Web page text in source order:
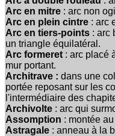
Arc en mitre : arc non
Arc en plein cintre : arc
Arc en tiers-points : arc
un triangle équilatéral.
Arc formeret : arc placé
mur portant.
Architrave : dans une
portée reposant sur les
l'intermédiaire des
Archivolte : arc qui
Assomption : montée
Astragale : anneau à la